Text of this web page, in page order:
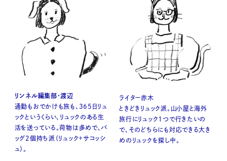
リンネル編集部・渡辺
通勤もおでかけも旅も、365日リュ
ックというくらい、リュックのある生
活を送っている。荷物は多めで、バ
ッグ2個持ち派（リュック＋サコッシ
ュ）。
ライター赤木
ときどきリュック派。山小屋と海外
旅行にリュック１つで行きたいの
で、そのどちらにも対応できる大き
めのリュックを探し中。